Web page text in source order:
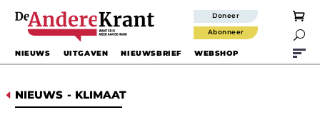
Doneer
Abonneer 
NIEUWS UITGAVEN NIEUWSBRIEF WEBSHOP
D NIEUWS - KLIMAAT